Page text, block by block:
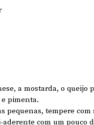
a mostarda, o queijo
pimenta.
pequenas, tempere
com um pouco